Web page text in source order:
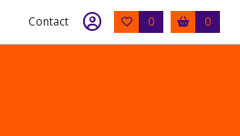
Contact 0 0